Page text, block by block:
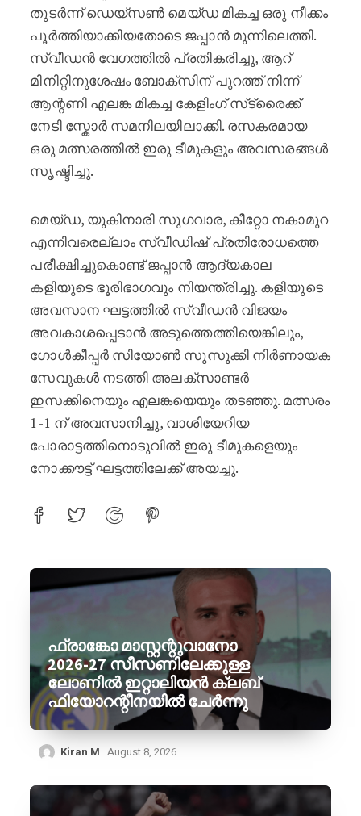
തുടർന്ന് ഡെയ്‌സൺ മെയ്ഡ മികച്ച ഒരു നീക്കം
പൂർത്തിയാക്കിയതോടെ ജപ്പാൻ മുന്നിലെത്തി.
സ്വീഡൻ വേഗത്തിൽ പ്രതികരിച്ചു, ആറ്
മിനിറ്റിനുശേഷം ബോക്‌സിന് പുറത്ത് നിന്ന്
ആന്റണി എലങ്ക മികച്ച കേളിംഗ് സ്‌ട്രൈക്ക്
നേടി സ്കോർ സമനിലയിലാക്കി. രസകരമായ
ഒരു മത്സരത്തിൽ ഇരു ടീമുകളും അവസരങ്ങൾ
സൃഷ്ടിച്ചു.
മെയ്ഡ, യുകിനാരി സുഗവാര, കീറ്റോ നകാമുറ
എന്നിവരെല്ലാം സ്വീഡിഷ് പ്രതിരോധത്തെ
പരീക്ഷിച്ചുകൊണ്ട് ജപ്പാൻ ആദ്യകാല
കളിയുടെ ഭൂരിഭാഗവും നിയന്ത്രിച്ചു. കളിയുടെ
അവസാന ഘട്ടത്തിൽ സ്വീഡൻ വിജയം
അവകാശപ്പെടാൻ അടുത്തെത്തിയെങ്കിലും,
ഗോൾകീപ്പർ സിയോൺ സുസുക്കി നിർണായക
സേവുകൾ നടത്തി അലക്സാണ്ടർ
ഇസക്കിനെയും എലങ്കയെയും തടഞ്ഞു. മത്സരം
1-1 ന് അവസാനിച്ചു, വാശിയേറിയ
പോരാട്ടത്തിനൊടുവിൽ ഇരു ടീമുകളെയും
നോക്കൗട്ട് ഘട്ടത്തിലേക്ക് അയച്ചു.
ഫ്രാങ്കോ മാസ്റ്റന്റുവാനോ
2026-27 സീസണിലേക്കുള്ള
ലോണിൽ ഇറ്റാലിയൻ ക്ലബ്
ഫിയോറന്റീനയിൽ ചേർന്നു
Kiran M August 8, 2026